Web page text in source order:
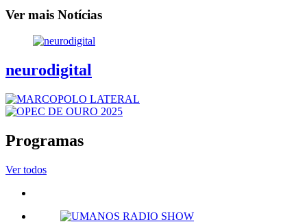
Ver mais Notícias
neurodigital
Programas
Ver todos